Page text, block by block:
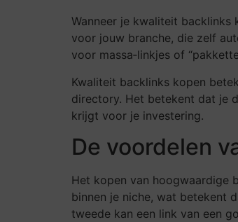
Wanneer je kwaliteit
voor jouw branche, die zelf
voor massa‑linkjes of
Kwaliteit backlinks kopen
directory. Het betekent dat je
krijgt voor je investering.
De voordelen
Het kopen van hoogwaardige
binnen je niche, wat betekent
tweede kan een link van een